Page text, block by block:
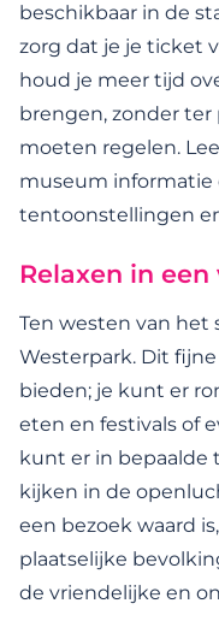
beschikbaar in de
zorg dat je je ticket
houd je meer tijd
brengen, zonder ter
moeten regelen.
museum informatie
tentoonstellingen
Relaxen in
Ten westen van
Westerpark. Dit
bieden; je kunt er
eten en festivals of
kunt er in bepaalde
kijken in de
een bezoek waard
plaatselijke
de vriendelijke en